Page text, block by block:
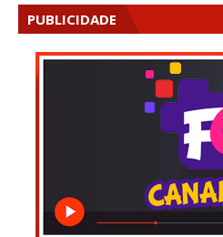
PUBLICIDADE